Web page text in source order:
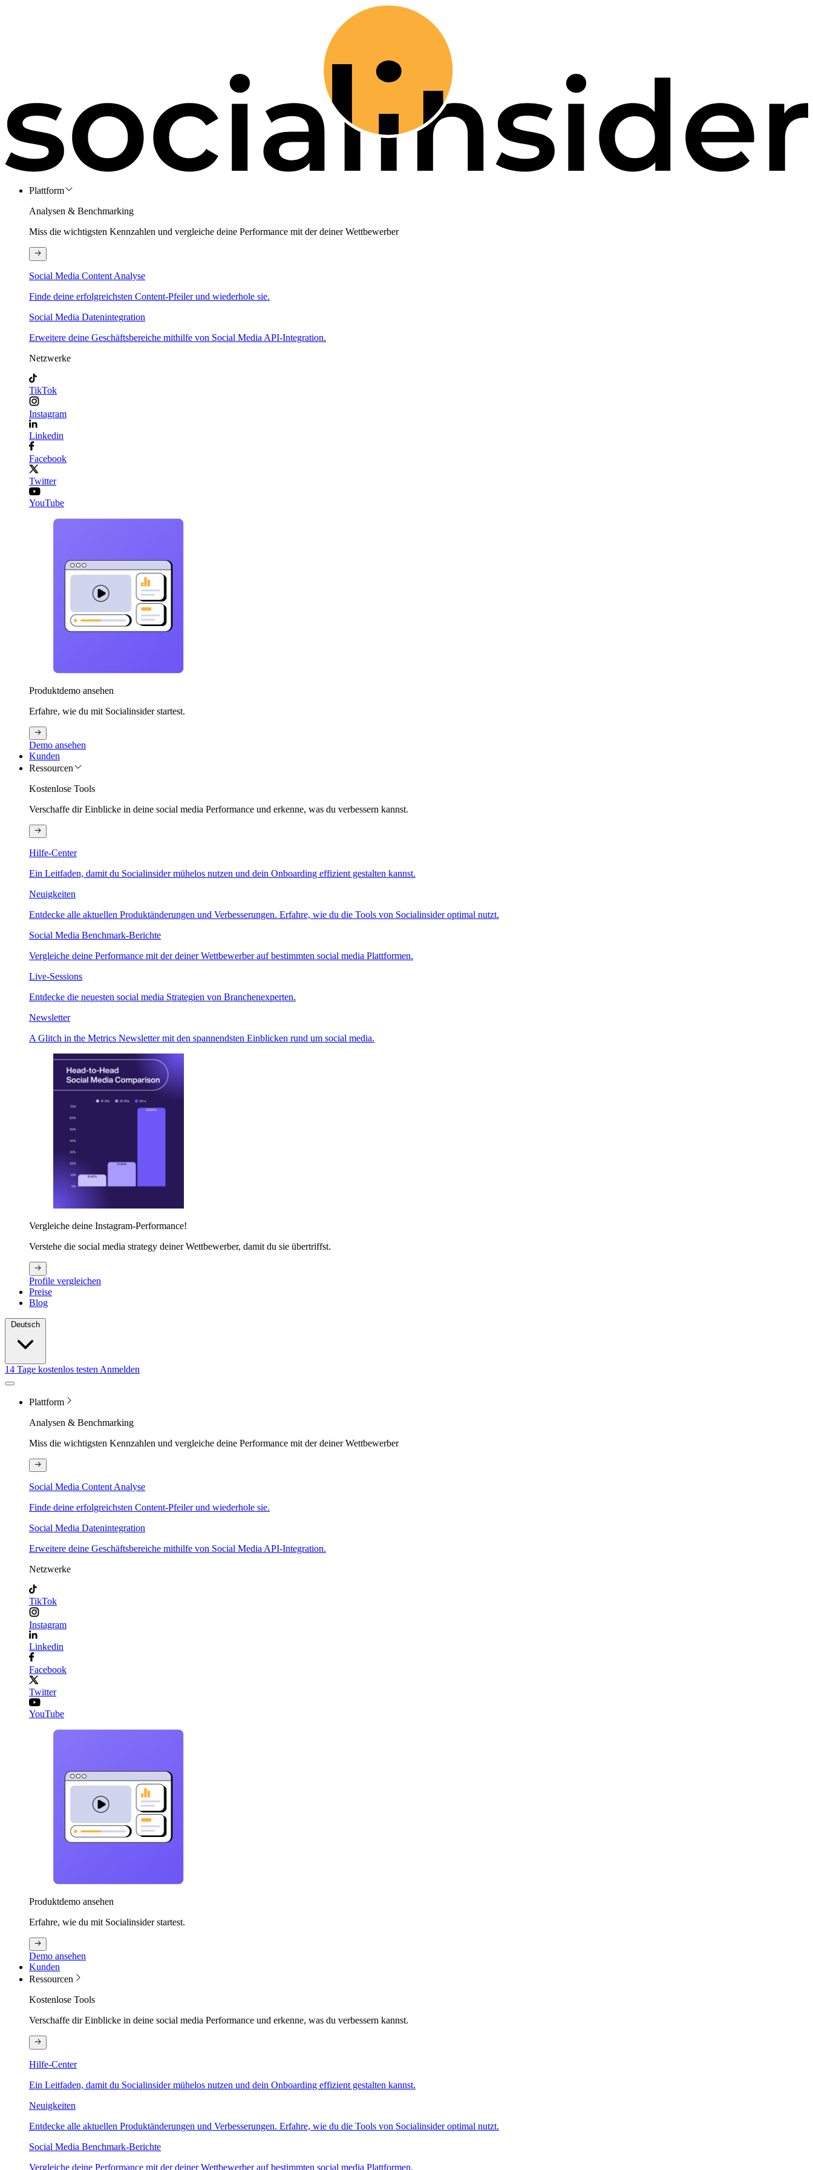
Plattform
Analysen & Benchmarking
Miss die wichtigsten Kennzahlen und vergleiche deine Performance mit der deiner Wettbewerber
Social Media Content Analyse
Finde deine erfolgreichsten Content-Pfeiler und wiederhole sie.
Social Media Datenintegration
Erweitere deine Geschäftsbereiche mithilfe von Social Media API-Integration.
Netzwerke
TikTok
Instagram
Linkedin
Facebook
Twitter
YouTube
Produktdemo ansehen
Erfahre, wie du mit Socialinsider startest.
Demo ansehen
Kunden
Ressourcen
Kostenlose Tools
Verschaffe dir Einblicke in deine social media Performance und erkenne, was du verbessern kannst.
Hilfe-Center
Ein Leitfaden, damit du Socialinsider mühelos nutzen und dein Onboarding effizient gestalten kannst.
Neuigkeiten
Entdecke alle aktuellen Produktänderungen und Verbesserungen. Erfahre, wie du die Tools von Socialinsider optimal nutzt.
Social Media Benchmark-Berichte
Vergleiche deine Performance mit der deiner Wettbewerber auf bestimmten social media Plattformen.
Live-Sessions
Entdecke die neuesten social media Strategien von Branchenexperten.
Newsletter
A Glitch in the Metrics Newsletter mit den spannendsten Einblicken rund um social media.
Vergleiche deine Instagram-Performance!
Verstehe die social media strategy deiner Wettbewerber, damit du sie übertriffst.
Profile vergleichen
Preise
Blog
14 Tage kostenlos testen Anmelden
Plattform
Analysen & Benchmarking
Miss die wichtigsten Kennzahlen und vergleiche deine Performance mit der deiner Wettbewerber
Social Media Content Analyse
Finde deine erfolgreichsten Content-Pfeiler und wiederhole sie.
Social Media Datenintegration
Erweitere deine Geschäftsbereiche mithilfe von Social Media API-Integration.
Netzwerke
TikTok
Instagram
Linkedin
Facebook
Twitter
YouTube
Produktdemo ansehen
Erfahre, wie du mit Socialinsider startest.
Demo ansehen
Kunden
Ressourcen
Kostenlose Tools
Verschaffe dir Einblicke in deine social media Performance und erkenne, was du verbessern kannst.
Hilfe-Center
Ein Leitfaden, damit du Socialinsider mühelos nutzen und dein Onboarding effizient gestalten kannst.
Neuigkeiten
Entdecke alle aktuellen Produktänderungen und Verbesserungen. Erfahre, wie du die Tools von Socialinsider optimal nutzt.
Social Media Benchmark-Berichte
Vergleiche deine Performance mit der deiner Wettbewerber auf bestimmten social media Plattformen.